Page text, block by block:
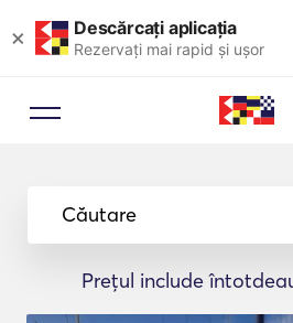
× Descărcați aplicația
Rezervați mai rapid și ușor
Căutare
Prețul include